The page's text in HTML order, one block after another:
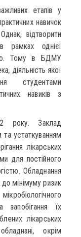
етапів у
навичок
відтворити
рамках однієї
Тому в БДМУ
діяльність якої
студентами
навиків з
року. Заклад
устаткуванням
лікарських
для постійного
Обладнання
мінімуму ризик
запобігання їх
лікарських
окрім